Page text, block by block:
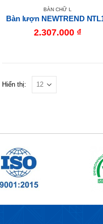
BÀN CHỮ L
Bàn lượn NEWTREND
2.307.000 ₫
Hiển thị: